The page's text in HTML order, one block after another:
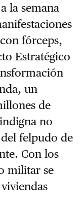
la semana
fórceps,
Estratégico
un
de
no
felpudo de
Con los
militar se